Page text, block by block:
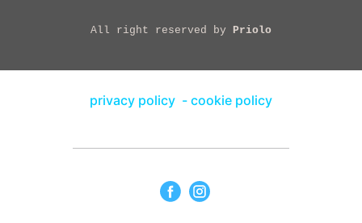
All right reserved by Priolo
privacy policy - cookie policy